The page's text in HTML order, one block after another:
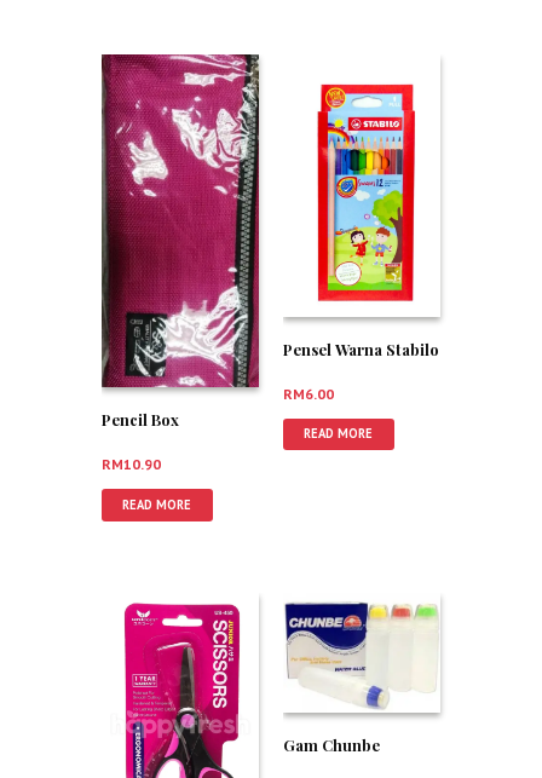
Pencil Box
RM10.90
READ MORE
Pensel Warna Stabilo
RM6.00
READ MORE
Gam Chunbe